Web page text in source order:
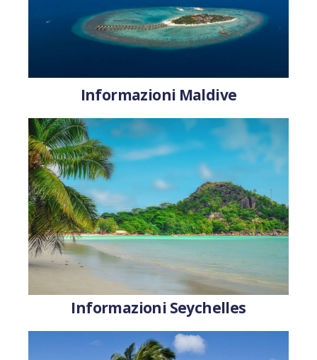
Informazioni Maldive
Informazioni Seychelles